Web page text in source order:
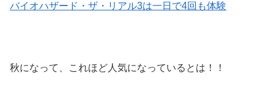
バイオハザード・ザ・リアル3は一日で4回も体験
秋になって、これほど人気になっているとは！！